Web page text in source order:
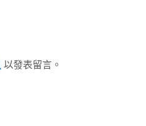
以發表留言。